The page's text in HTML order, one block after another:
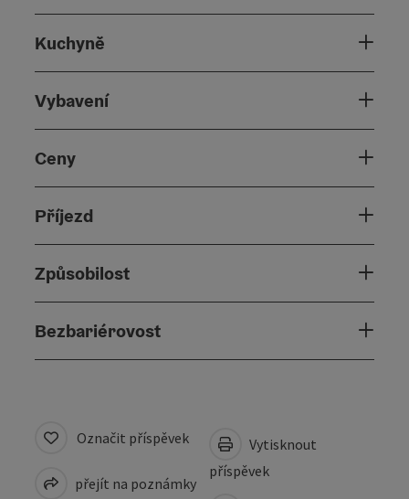
Kuchyně
Vybavení
Ceny
Příjezd
Způsobilost
Bezbariérovost
Označit příspěvek
přejít na poznámky
Vytisknout
příspěvek